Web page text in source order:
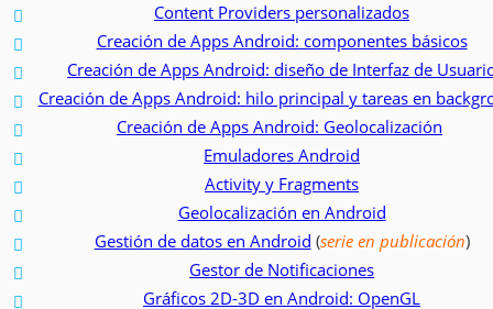
Content Providers personalizados
Creación de Apps Android: componentes básicos
Creación de Apps Android: diseño de Interfaz de
Creación de Apps Android: hilo principal y tareas en
Creación de Apps Android: Geolocalización
Emuladores Android
Activity y Fragments
Geolocalización en Android
Gestión de datos en Android (serie en publicación)
Gestor de Notificaciones
Gráficos 2D-3D en Android: OpenGL